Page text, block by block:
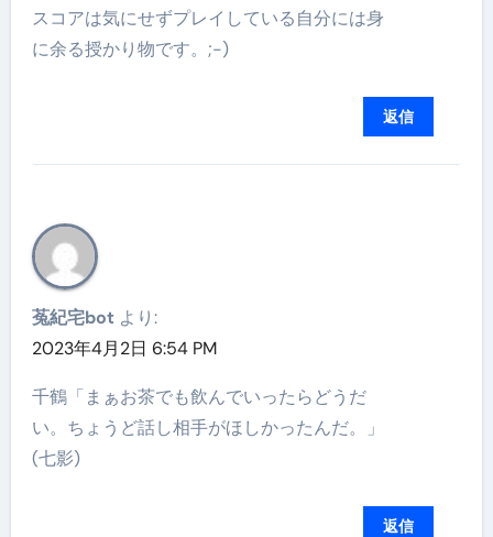
スコアは気にせずプレイしている自分には身
に余る授かり物です。;-)
返信
菟紀宅bot より:
2023年4月2日 6:54 PM
千鶴「まぁお茶でも飲んでいったらどうだ
い。ちょうど話し相手がほしかったんだ。」
(七影)
返信